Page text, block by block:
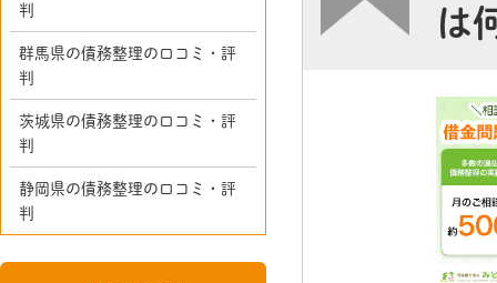
は
判
群馬県の債務整理の口コミ・評
判
茨城県の債務整理の口コミ・評
判
静岡県の債務整理の口コミ・評
判